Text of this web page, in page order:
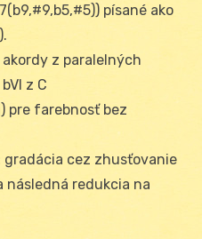
písané ako
akordy z paralelných
z C
pre farebnosť bez
gradácia cez zhusťovanie
redukcia na